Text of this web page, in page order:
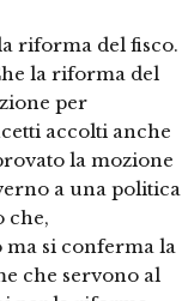
riforma del fisco.
la riforma del
per
accolti anche
la mozione
a una politica
che,
si conferma la
che servono al